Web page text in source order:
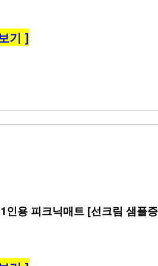
기 ]
용 피크닉매트 [선크림 샘플